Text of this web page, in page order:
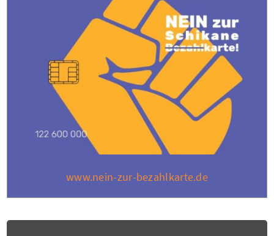
www.nein-zur-bezahlkarte.de